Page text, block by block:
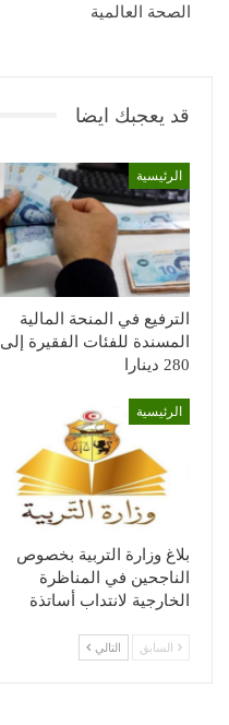
الصحة العالمية
قد يعجبك ايضا
الرئيسية
الترفيع في المنحة المالية
المسندة للفئات الفقيرة إلى
280 دينارا
الرئيسية
بلاغ وزارة التربية بخصوص
الناجحين في المناظرة
الخارجية لانتداب أساتذة
السابق التالي